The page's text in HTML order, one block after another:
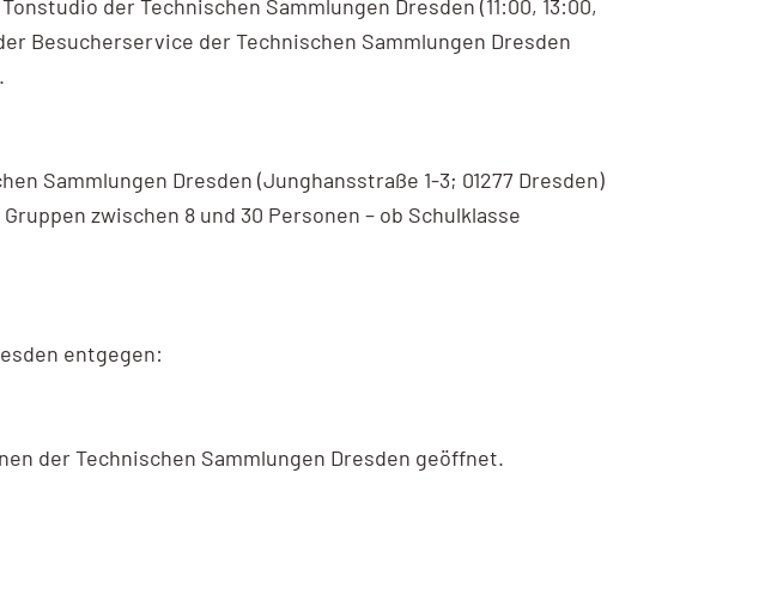
der Technischen Sammlungen Dresden (11:00, 13:00,
Besucherservice der Technischen Sammlungen Dresden
.
Sammlungen Dresden (Junghansstraße 1-3; 01277 Dresden)
zwischen 8 und 30 Personen – ob Schulklasse
entgegen:
der Technischen Sammlungen Dresden geöffnet.